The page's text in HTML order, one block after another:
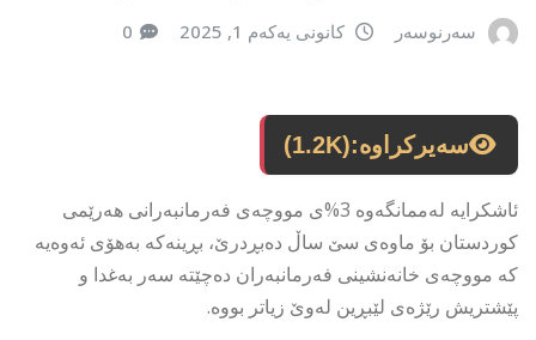
سەرنوسەر کانونی یەکەم 1, 2025 0
سەیرکراوە:(1.2K)
ئاشكرایە لەممانگەوە 3%ی مووچەی فەرمانبەرانی هەرێمی
كوردستان بۆ ماوەی سێ ساڵ دەبڕدرێ، بڕینەكە بەهۆی ئەوەیە
كە مووچەی خانەنشینی فەرمانبەران دەچێتە سەر بەغدا و
پێشتریش رێژەی لێبڕین لەوێ زیاتر بووە.